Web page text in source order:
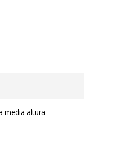
media altura